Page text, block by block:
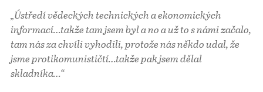
„Ústředí vědeckých technických a ekonomických
informací…takže tam jsem byl a no a už to s námi začalo,
tam nás za chvíli vyhodili, protože nás někdo udal, že
jsme protikomunističtí…takže pak jsem dělal
skladníka…“